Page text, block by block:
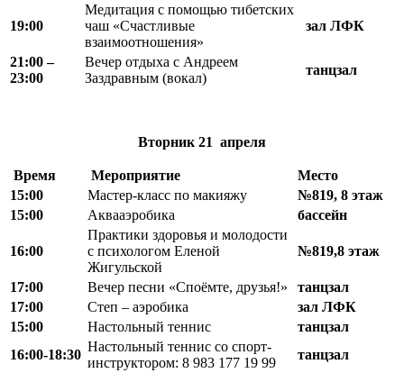
19:00
Медитация с помощью тибетских
чаш «Счастливые
взаимоотношения»
зал ЛФК
21:00 –
23:00
Вечер отдыха с Андреем
Заздравным (вокал)
танцзал
Вторник 21 апреля
Время Мероприятие
Место
15:00
Мастер-класс по макияжу
№819, 8 этаж
15:00
Аквааэробика бассейн
16:00
Практики здоровья и молодости
с психологом Еленой
Жигульской
№819,8 этаж
17:00 Вечер песни «Споёмте, друзья!»
танцзал
17:00
Степ – аэробика
зал ЛФК
15:00
Настольный теннис
танцзал
16:00-18:30
Настольный теннис со спорт-
инструктором: 8 983 177 19 99
танцзал